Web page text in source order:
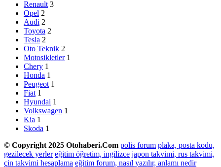
Renault 3
Opel 2
Audi 2
Toyota 2
Tesla 2
Oto Teknik 2
Motosikletler 1
Chery 1
Honda 1
Peugeot 1
Fiat 1
Hyundai 1
Volkswagen 1
Kia 1
Skoda 1
© Copyright 2025 Otohaberi.Com polis forum plaka, posta kodu,
gezilecek yerler eğitim öğretim, ingilizce japon takvimi, rus takvimi,
çin takvimi hesaplama eğitim forum, nasıl yazılır, anlamı nedir